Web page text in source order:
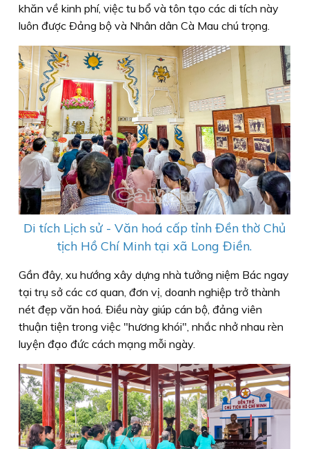
khăn về kinh phí, việc tu bổ và tôn tạo các di tích này
luôn được Ðảng bộ và Nhân dân Cà Mau chú trọng.
Di tích Lịch sử - Văn hoá cấp tỉnh Đền thờ Chủ
tịch Hồ Chí Minh tại xã Long Điền.
Gần đây, xu hướng xây dựng nhà tưởng niệm Bác ngay
tại trụ sở các cơ quan, đơn vị, doanh nghiệp trở thành
nét đẹp văn hoá. Ðiều này giúp cán bộ, đảng viên
thuận tiện trong việc "hương khói", nhắc nhở nhau rèn
luyện đạo đức cách mạng mỗi ngày.